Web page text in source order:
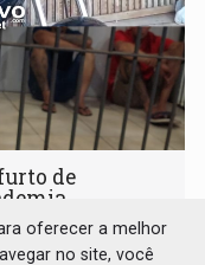
de
oferecer a melhor
no site, você